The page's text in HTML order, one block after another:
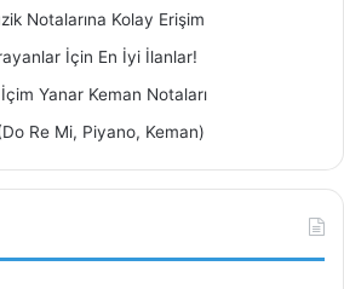
Notalarına Kolay Erişim
İçin En İyi İlanlar!
Yanar Keman Notaları
Re Mi, Piyano, Keman)